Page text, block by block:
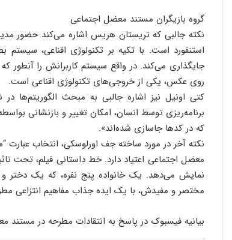
گروه بازیگران مستند معضل اجتماعی
نکته جالبی که تریستان هریس اشاره می‌کند حضور
استنفورد است. با تکیه بر تکنولوژی اقناعی،
جایگذاری می‌کند. در واقع سیستم کاربرانش را آنطور
روی عکس، یکی از خروجی‌های تکنولوژی اقناعی است.
کتی اونیل نیز اشاره جالبی به مبحث الگوریتم‌ها
برنامه‌ریزی توسط انسان، امکان تغییر و بازنشانی
که در کدها جاسازی شده‌اند».
نکته آخر در مورد ساخته جف اورلوسکی، انتخاب
معضل اجتماعی اعتیاد دارد. خط داستانی فیلم، تحت
نمایش می‌دهد. یک خانواده پنج نفره، که یک دختر
مختصر و مفیدش، با یک ایده جذاب مفاهیم انتزاعی
بیانیه فیسبوک در پاسخ به انتقادات مطرحه در مستند